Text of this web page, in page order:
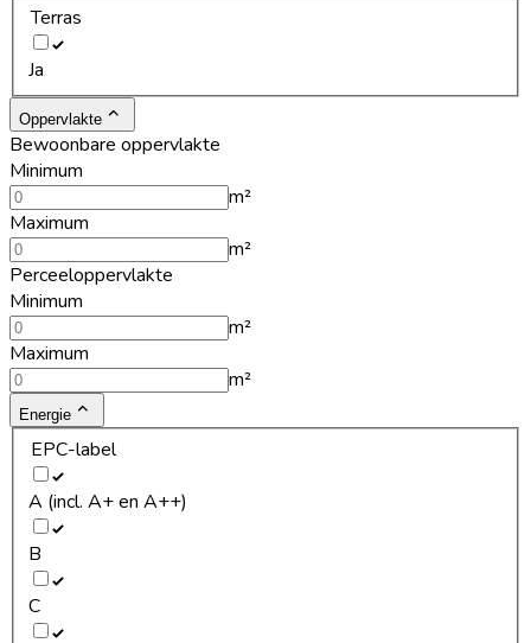
Terras
Ja
Oppervlakte
Bewoonbare oppervlakte
Minimum
m²
Maximum
m²
Perceeloppervlakte
Minimum
m²
Maximum
m²
Energie
EPC-label
A (incl. A+ en A++)
B
C